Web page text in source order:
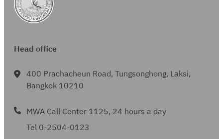
Head office
400 Prachacheun Road, Tungsonghong, Laksi,
Bangkok 10210
MWA Call Center 1125, 24 hours a day
Tel 0-2504-0123